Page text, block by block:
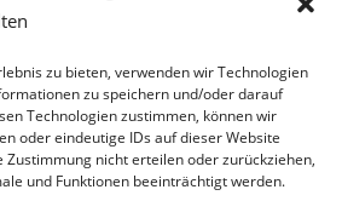
zu bieten, verwenden wir Technologien
zu speichern und/oder darauf
Technologien zustimmen, können wir
oder eindeutige IDs auf dieser Website
Zustimmung nicht erteilen oder zurückziehen,
und Funktionen beeinträchtigt werden.
Wellness
aus entzündlichen Prozessen
deutlich gelindert. Nach dem